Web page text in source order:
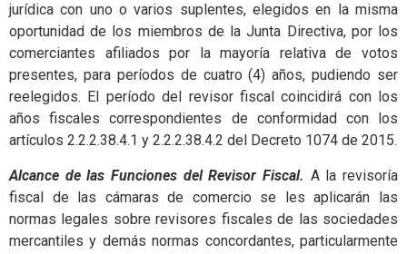
jurídica con uno o varios suplentes, elegidos en la misma
oportunidad de los miembros de la Junta Directiva, por los
comerciantes afiliados por la mayoría relativa de votos
presentes, para períodos de cuatro (4) años, pudiendo ser
reelegidos. El período del revisor fiscal coincidirá con los
años fiscales correspondientes de conformidad con los
artículos 2.2.2.38.4.1 y 2.2.2.38.4.2 del Decreto 1074 de 2015.
Alcance de las Funciones del Revisor Fiscal. A la revisoría
fiscal de las cámaras de comercio se les aplicarán las
normas legales sobre revisores fiscales de las sociedades
mercantiles y demás normas concordantes, particularmente